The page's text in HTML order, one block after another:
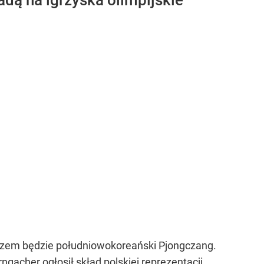
będzie południowokoreański Pjongczang.